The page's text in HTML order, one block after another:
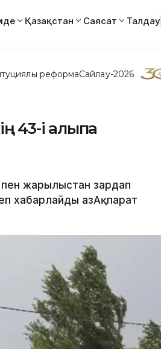
Қазақстан Саясат Талдау
реформаСайлау-2026
і қалыпқа
пен жарылыстан зардап
хабарлайды ҚазАқпарат